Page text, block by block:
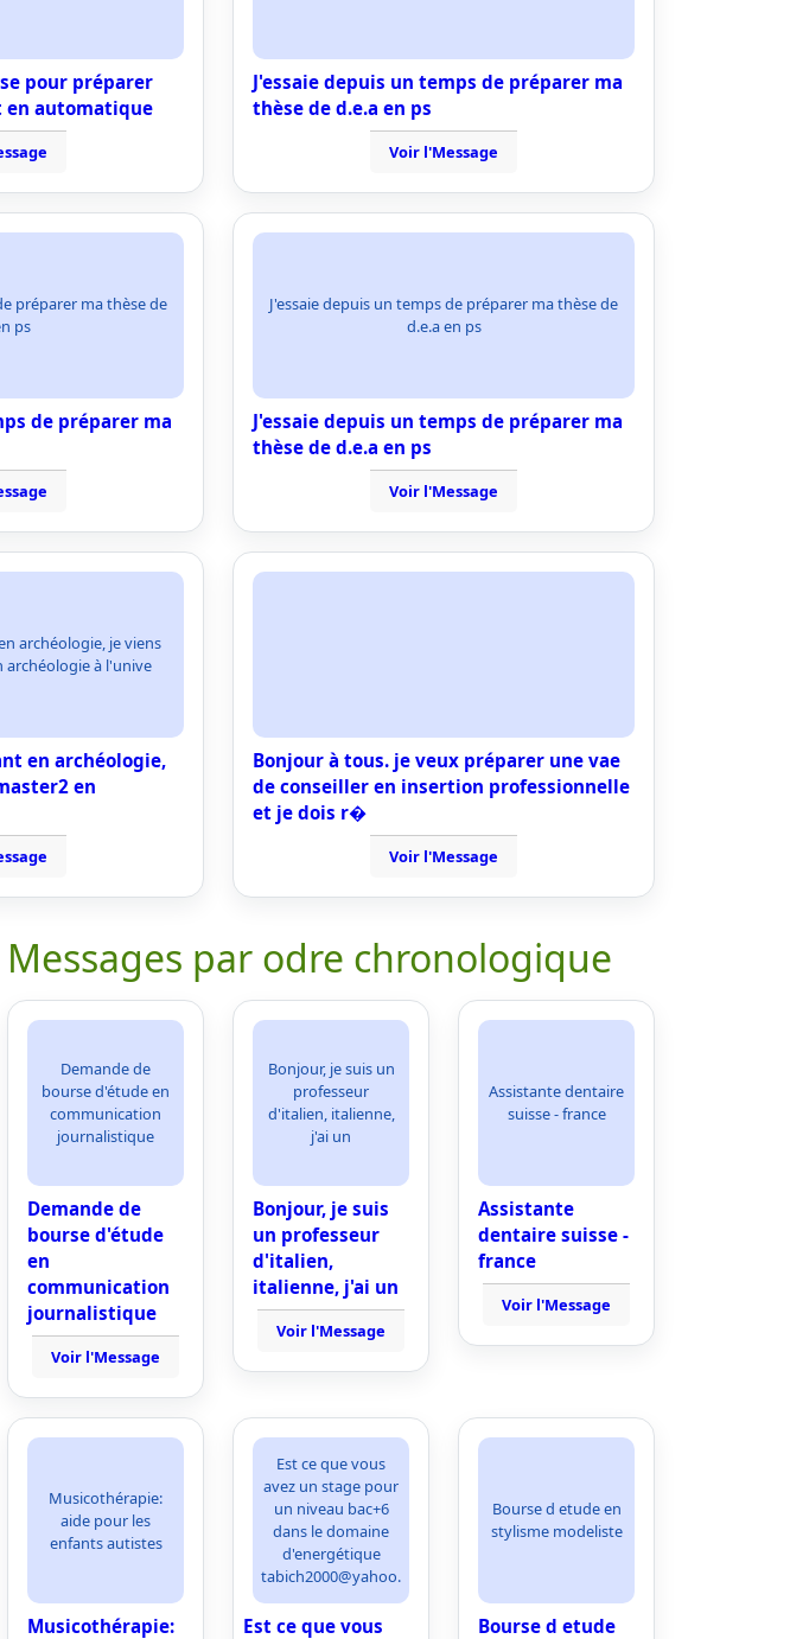
pour préparer
en automatique
J'essaie depuis un temps de préparer ma
thèse de d.e.a en ps
Voir l'Message
préparer ma thèse de
ps
de préparer ma
J'essaie depuis un temps de préparer ma thèse de
d.e.a en ps
J'essaie depuis un temps de préparer ma
thèse de d.e.a en ps
Voir l'Message
archéologie, je viens
à l'unive
en archéologie,
en
Bonjour à tous. je veux préparer une vae
de conseiller en insertion professionnelle
et je dois r�
Voir l'Message
Messages par odre chronologique
Demande de
bourse d'étude en
communication
journalistique
Demande de
bourse d'étude
en
communication
journalistique
Voir l'Message
Bonjour, je suis un
professeur
d'italien, italienne,
j'ai un
Bonjour, je suis
un professeur
d'italien,
italienne, j'ai un
Voir l'Message
Assistante dentaire
suisse - france
Assistante
dentaire suisse -
france
Voir l'Message
Musicothérapie:
aide pour les
enfants autistes
Musicothérapie:
Est ce que vous
avez un stage pour
un niveau bac+6
dans le domaine
d'energétique
tabich2000@yahoo.
Est ce que vous
Bourse d etude en
stylisme modeliste
Bourse d etude